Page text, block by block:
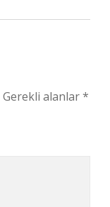
Gerekli alanlar*